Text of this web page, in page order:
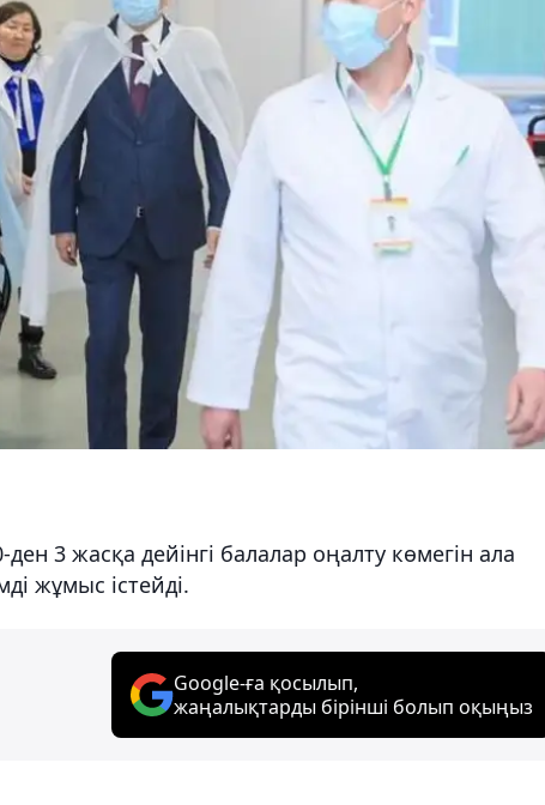
3 жасқа дейінгі балалар оңалту көмегін ала
жұмыс істейді.
Google-ға қосылып,
жаңалықтарды бірінші болып оқыңыз